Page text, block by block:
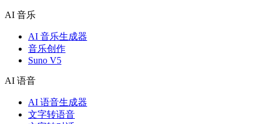
AI 音乐
AI 音乐生成器
音乐创作
Suno V5
AI 语音
AI 语音生成器
文字转语音